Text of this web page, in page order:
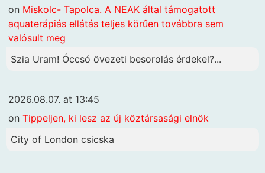
on Miskolc- Tapolca. A NEAK által támogatott
aquaterápiás ellátás teljes körűen továbbra sem
valósult meg
Szia Uram! Óccsó övezeti besorolás érdekel?...
2026.08.07. at 13:45
on Tippeljen, ki lesz az új köztársasági elnök
City of London csicska